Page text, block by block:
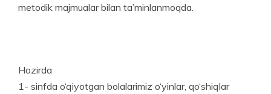
metodik majmualar bilan ta’minlanmoqda.
Hozirda
1- sinfda o‘qiyot­gan bolalarimiz o‘yin­lar, qo‘shiqlar